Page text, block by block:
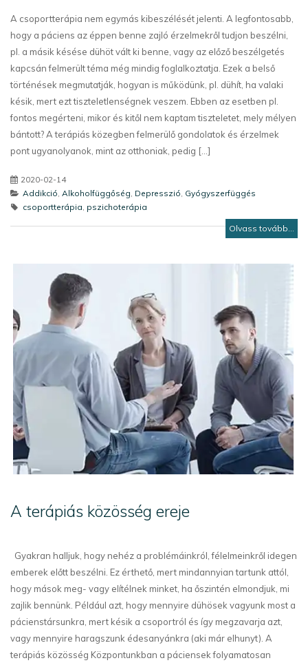
A csoportterápia nem egymás kibeszélését jelenti. A legfontosabb,
hogy a páciens az éppen benne zajló érzelmekről tudjon beszélni,
pl. a másik késése dühöt vált ki benne, vagy az előző beszélgetés
kapcsán felmerült téma még mindig foglalkoztatja. Ezek a belső
történések megmutatják, hogyan is működünk, pl. dühít, ha valaki
késik, mert ezt tiszteletlenségnek veszem. Ebben az esetben pl.
fontos megérteni, mikor és kitől nem kaptam tiszteletet, mely mélyen
bántott? A terápiás közegben felmerülő gondolatok és érzelmek
pont ugyanolyanok, mint az otthoniak, pedig [...]
2020-02-14
Addikció Alkoholfüggőség Depresszió Gyógyszerfüggés
csoportterápia pszichoterápia
Olvass tovább...
A terápiás közösség ereje
Gyakran halljuk, hogy nehéz a problémáinkról, félelmeinkről idegen
emberek előtt beszélni. Ez érthető, mert mindannyian tartunk attól,
hogy mások meg- vagy elítélnek minket, ha őszintén elmondjuk, mi
zajlik bennünk. Például azt, hogy mennyire dühösek vagyunk most a
pácienstársunkra, mert késik a csoportról és így megzavarja azt,
vagy mennyire haragszunk édesanyánkra (aki már elhunyt). A
terápiás közösség Központunkban a páciensek folyamatosan